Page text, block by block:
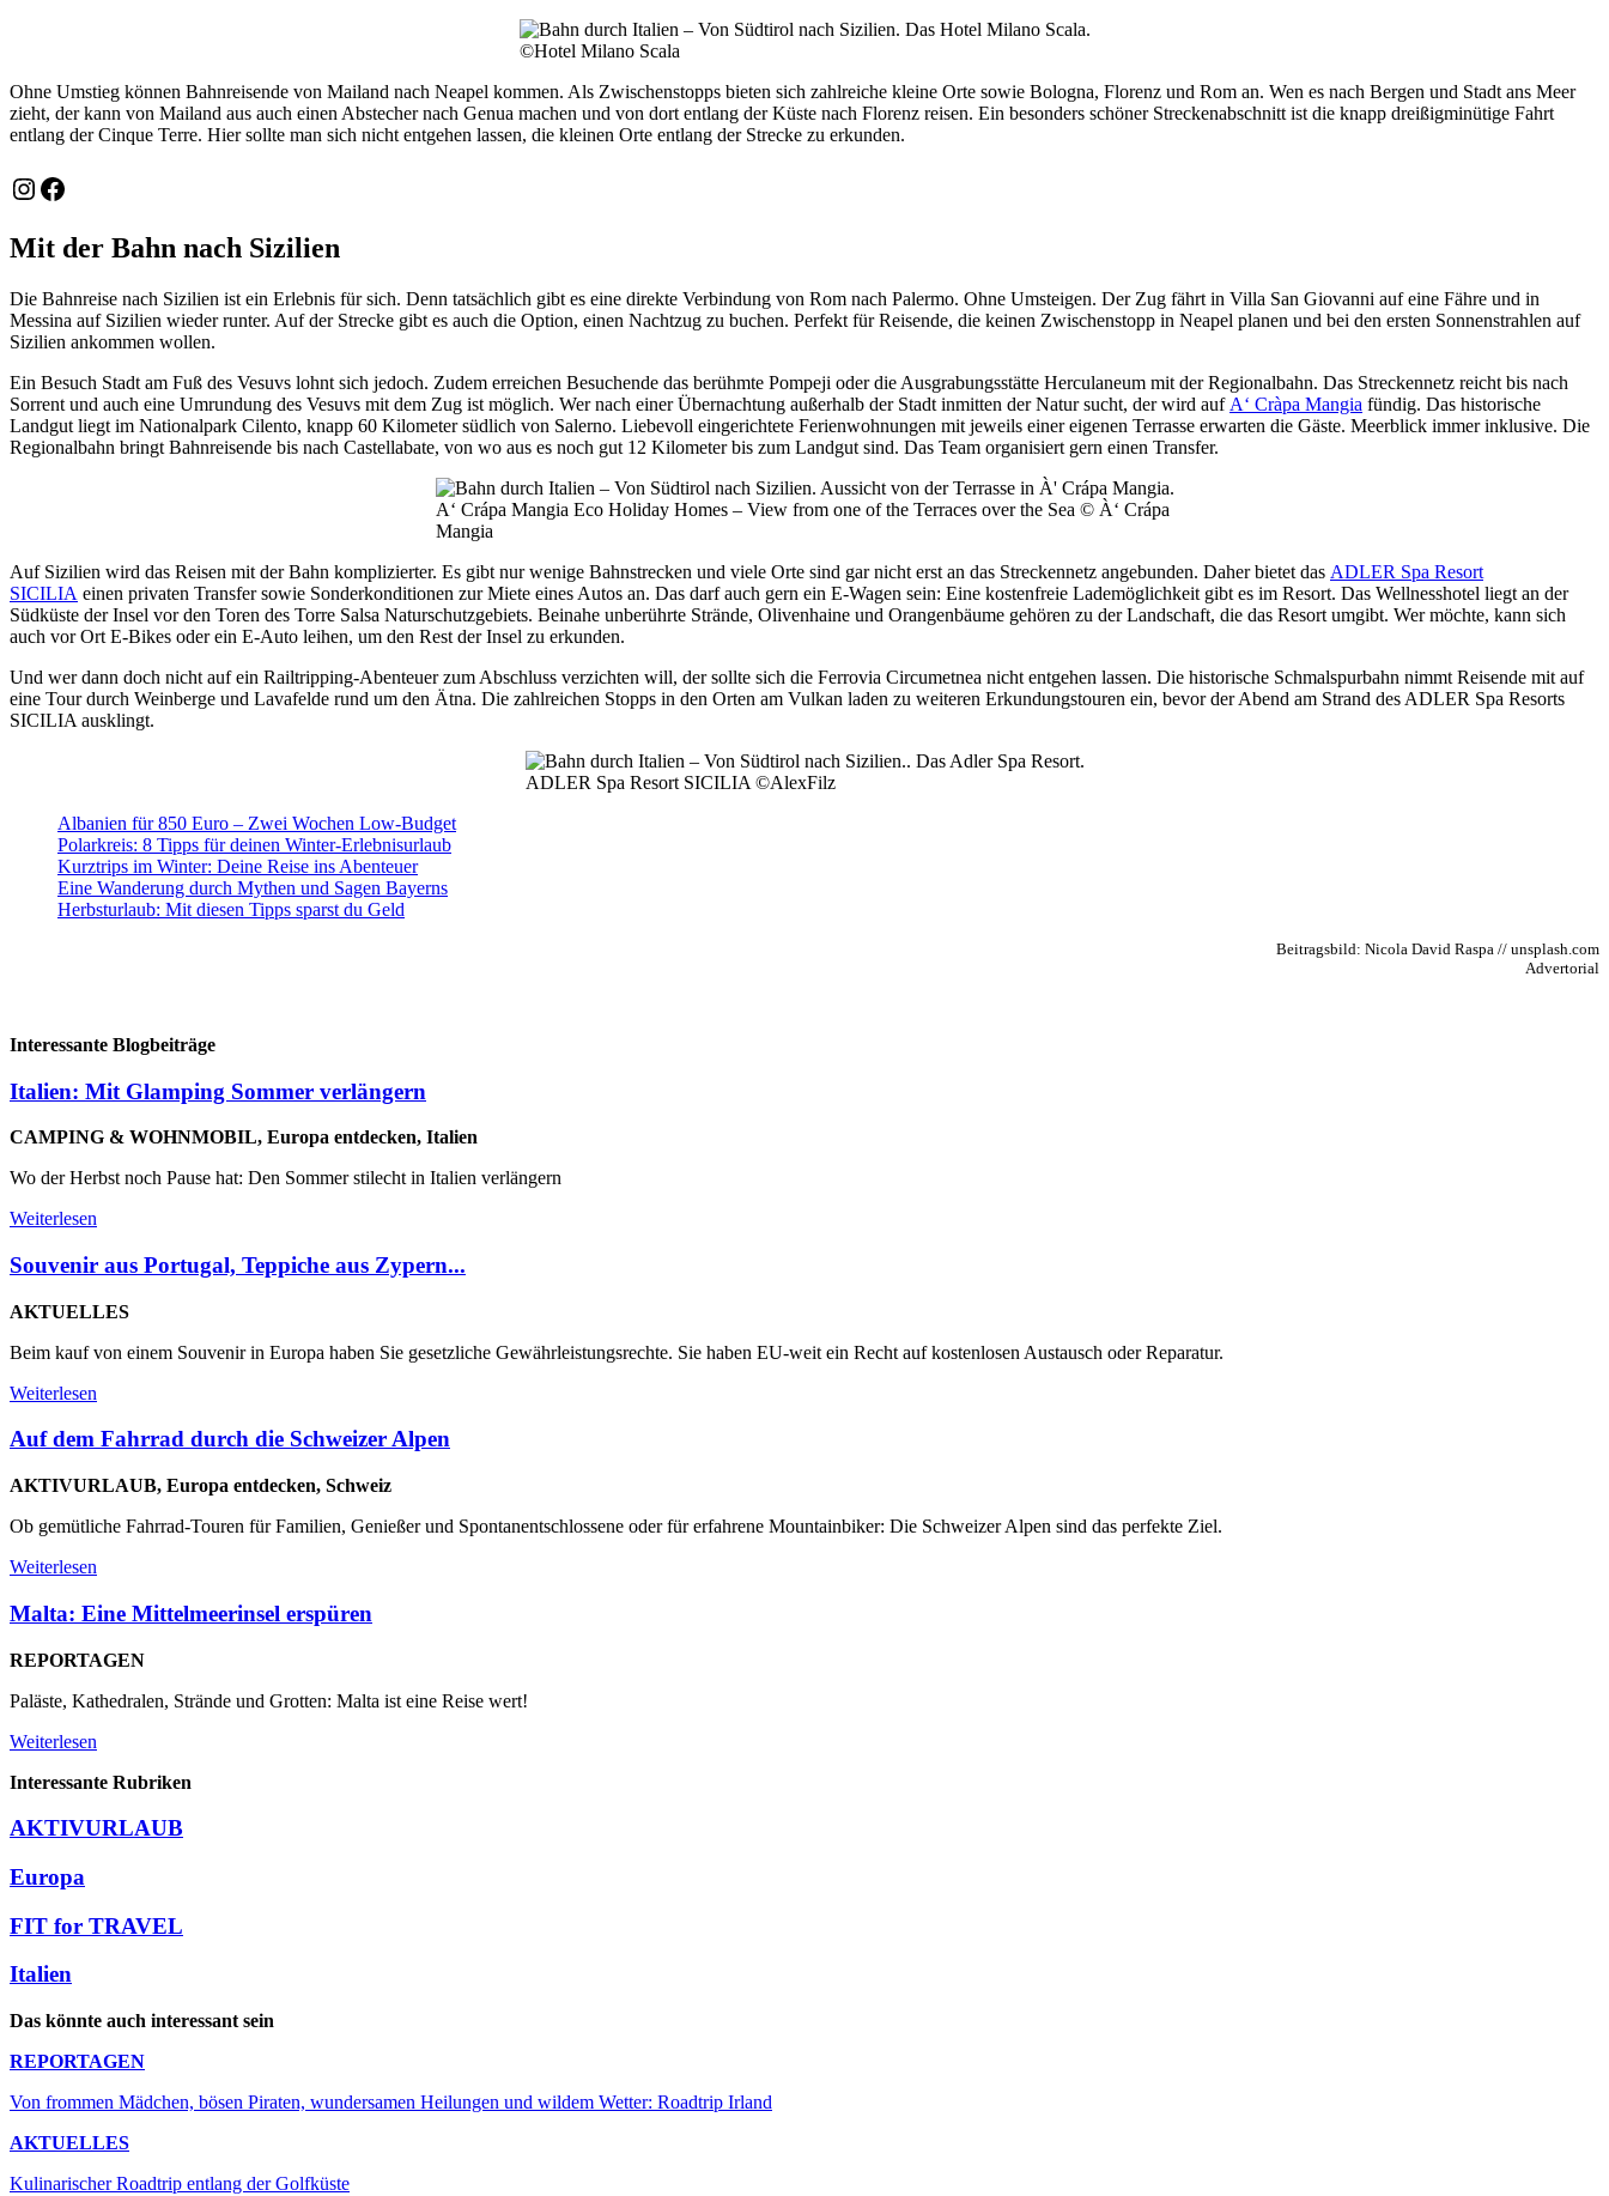
©Hotel Milano Scala
Ohne Umstieg können Bahnreisende von Mailand nach Neapel kommen. Als Zwischenstopps bieten sich zahlreiche kleine Orte sowie Bologna, Florenz und Rom an. Wen es nach Bergen und Stadt ans Meer
zieht, der kann von Mailand aus auch einen Abstecher nach Genua machen und von dort entlang der Küste nach Florenz reisen. Ein besonders schöner Streckenabschnitt ist die knapp dreißigminütige Fahrt
entlang der Cinque Terre. Hier sollte man sich nicht entgehen lassen, die kleinen Orte entlang der Strecke zu erkunden.
Instagram
Facebook
Mit der Bahn nach Sizilien
Die Bahnreise nach Sizilien ist ein Erlebnis für sich. Denn tatsächlich gibt es eine direkte Verbindung von Rom nach Palermo. Ohne Umsteigen. Der Zug fährt in Villa San Giovanni auf eine Fähre und in
Messina auf Sizilien wieder runter. Auf der Strecke gibt es auch die Option, einen Nachtzug zu buchen. Perfekt für Reisende, die keinen Zwischenstopp in Neapel planen und bei den ersten Sonnenstrahlen auf
Sizilien ankommen wollen.
Ein Besuch Stadt am Fuß des Vesuvs lohnt sich jedoch. Zudem erreichen Besuchende das berühmte Pompeji oder die Ausgrabungsstätte Herculaneum mit der Regionalbahn. Das Streckennetz reicht bis nach
Sorrent und auch eine Umrundung des Vesuvs mit dem Zug ist möglich. Wer nach einer Übernachtung außerhalb der Stadt inmitten der Natur sucht, der wird auf A‘ Cràpa Mangia fündig. Das historische
Landgut liegt im Nationalpark Cilento, knapp 60 Kilometer südlich von Salerno. Liebevoll eingerichtete Ferienwohnungen mit jeweils einer eigenen Terrasse erwarten die Gäste. Meerblick immer inklusive. Die
Regionalbahn bringt Bahnreisende bis nach Castellabate, von wo aus es noch gut 12 Kilometer bis zum Landgut sind. Das Team organisiert gern einen Transfer.
A‘ Crápa Mangia Eco Holiday Homes – View from one of the Terraces over the Sea © À‘ Crápa
Mangia
Auf Sizilien wird das Reisen mit der Bahn komplizierter. Es gibt nur wenige Bahnstrecken und viele Orte sind gar nicht erst an das Streckennetz angebunden. Daher bietet das ADLER Spa Resort
SICILIA einen privaten Transfer sowie Sonderkonditionen zur Miete eines Autos an. Das darf auch gern ein E-Wagen sein: Eine kostenfreie Lademöglichkeit gibt es im Resort. Das Wellnesshotel liegt an der
Südküste der Insel vor den Toren des Torre Salsa Naturschutzgebiets. Beinahe unberührte Strände, Olivenhaine und Orangenbäume gehören zu der Landschaft, die das Resort umgibt. Wer möchte, kann sich
auch vor Ort E-Bikes oder ein E-Auto leihen, um den Rest der Insel zu erkunden.
Und wer dann doch nicht auf ein Railtripping-Abenteuer zum Abschluss verzichten will, der sollte sich die Ferrovia Circumetnea nicht entgehen lassen. Die historische Schmalspurbahn nimmt Reisende mit auf
eine Tour durch Weinberge und Lavafelde rund um den Ätna. Die zahlreichen Stopps in den Orten am Vulkan laden zu weiteren Erkundungstouren ein, bevor der Abend am Strand des ADLER Spa Resorts
SICILIA ausklingt.
ADLER Spa Resort SICILIA ©AlexFilz
Albanien für 850 Euro – Zwei Wochen Low-Budget
Polarkreis: 8 Tipps für deinen Winter-Erlebnisurlaub
Kurztrips im Winter: Deine Reise ins Abenteuer
Eine Wanderung durch Mythen und Sagen Bayerns
Herbsturlaub: Mit diesen Tipps sparst du Geld
Beitragsbild: Nicola David Raspa // unsplash.com
Advertorial
Interessante Blogbeiträge
Italien: Mit Glamping Sommer verlängern
CAMPING & WOHNMOBIL, Europa entdecken, Italien
Wo der Herbst noch Pause hat: Den Sommer stilecht in Italien verlängern
Weiterlesen
Souvenir aus Portugal, Teppiche aus Zypern...
AKTUELLES
Beim kauf von einem Souvenir in Europa haben Sie gesetzliche Gewährleistungsrechte. Sie haben EU-weit ein Recht auf kostenlosen Austausch oder Reparatur.
Weiterlesen
Auf dem Fahrrad durch die Schweizer Alpen
AKTIVURLAUB, Europa entdecken, Schweiz
Ob gemütliche Fahrrad-Touren für Familien, Genießer und Spontanentschlossene oder für erfahrene Mountainbiker: Die Schweizer Alpen sind das perfekte Ziel.
Weiterlesen
Malta: Eine Mittelmeerinsel erspüren
REPORTAGEN
Paläste, Kathedralen, Strände und Grotten: Malta ist eine Reise wert!
Weiterlesen
Interessante Rubriken
AKTIVURLAUB
Europa
FIT for TRAVEL
Italien
Das könnte auch interessant sein
REPORTAGEN
Von frommen Mädchen, bösen Piraten, wundersamen Heilungen und wildem Wetter: Roadtrip Irland
AKTUELLES
Kulinarischer Roadtrip entlang der Golfküste